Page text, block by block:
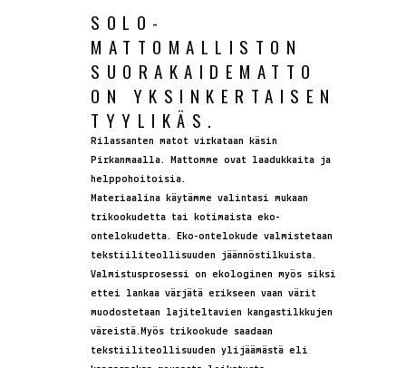
SOLO-
MATTOMALLISTON
SUORAKAIDEMATTO
ON YKSINKERTAISEN
TYYLIKÄS.
Rilassanten matot virkataan käsin
Pirkanmaalla. Mattomme ovat laadukkaita ja
helppohoitoisia.
Materiaalina käytämme valintasi mukaan
trikookudetta tai kotimaista eko-
ontelokudetta. Eko-ontelokude valmistetaan
tekstiiliteollisuuden jäännöstilkuista.
Valmistusprosessi on ekologinen myös siksi
ettei lankaa värjätä erikseen vaan värit
muodostetaan lajiteltavien kangastilkkujen
väreistä.Myös trikookude saadaan
tekstiiliteollisuuden ylijäämästä eli